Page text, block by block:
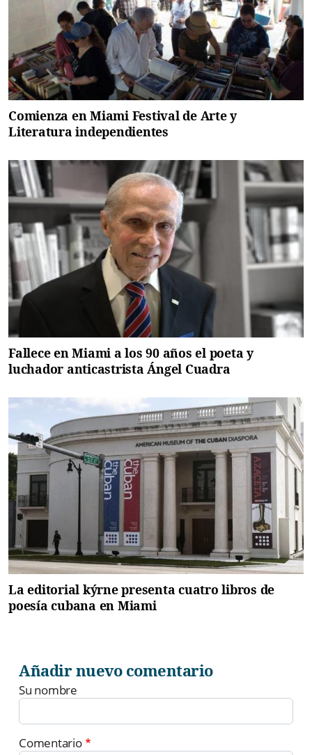
Comienza en Miami Festival de Arte y
Literatura independientes
Fallece en Miami a los 90 años el poeta y
luchador anticastrista Ángel Cuadra
La editorial kýrne presenta cuatro libros de
poesía cubana en Miami
Añadir nuevo comentario
Su nombre
Comentario